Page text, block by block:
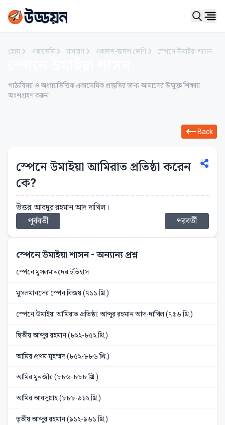
হোম একাডেমি সাধারণ একাদশ-দ্বাদশ শ্রেণি স্পেনে উমাইয়া শাসন
পাঠ্যবিষয় ও অধ্যায়ভিত্তিক একাডেমিক প্রস্তুতির জন্য আমাদের উন্মুক্ত শিক্ষায়
অংশগ্রহণ করুন।
Back
স্পেনে উমাইয়া আমিরাত প্রতিষ্ঠা করেন
কে?
উত্তর: আবদুর রহমান আদ দাখিল।
পূর্ববর্তী
পরবর্তী
স্পেনে উমাইয়া শাসন- অন্যান্য প্রশ্ন
স্পেনে মুসলমানদের ইতিহাস
মুসলমানদের স্পেন বিজয় (৭১১ খ্রি.)
স্পেনে উমাইয়া আমিরাত প্রতিষ্ঠা: আব্দুর রহমান আদ-দাখিল (৭৫৬ খ্রি.)
দ্বিতীয় আব্দুর রহমান (৮২২-৮৫২ খ্রি.)
আমির প্রথম মুহম্মদ (৮৫২-৮৮৬ খ্রি.)
আমির মুনজীর (৮৮৬-৮৮৮ খ্রি.)
আমির আবদুল্লাহ (৮৮৮-৯১২ খ্রি.)
তৃতীয় আব্দুর রহমান (৯১২-৯৬১ খ্রি.)